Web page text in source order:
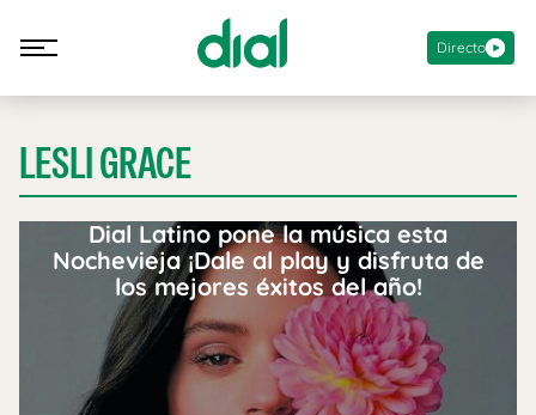
Directo
LESLI GRACE
Dial Latino pone la música esta
Nochevieja ¡Dale al play y disfruta de
los mejores éxitos del año!